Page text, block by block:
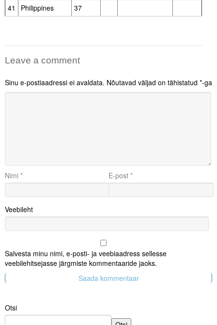
41
Philippines 37
Leave a comment
Sinu e-postiaadressi ei avaldata. Nõutavad väljad on tähistatud *-ga
Nimi * E-post *
Veebileht
Salvesta minu nimi, e-posti- ja veebiaadress sellesse
veebilehitsejasse järgmiste kommentaaride jaoks.
Otsi